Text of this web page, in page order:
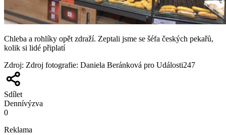
Chleba a rohlíky opět zdraží. Zeptali jsme se šéfa českých pekařů,
kolik si lidé připlatí
Zdroj: Zdroj fotografie: Daniela Beránková pro Události247
Sdílet
Dennívýzva
0
Reklama